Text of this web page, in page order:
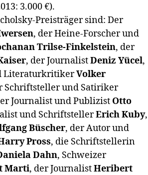
3.000 €).
Preisträger sind: Der
, der Heine-Forscher und
Trilse-Finkelstein, der
, der JournalistDeniz Yücel,
LiteraturkritikerVolker
Schriftsteller und Satiriker
Journalist und Publizist Otto
und SchriftstellerErich Kuby,
Büscher, der Autor und
Pross, die Schriftstellerin
Dahn, Schweizer
Marti, der JournalistHeribert